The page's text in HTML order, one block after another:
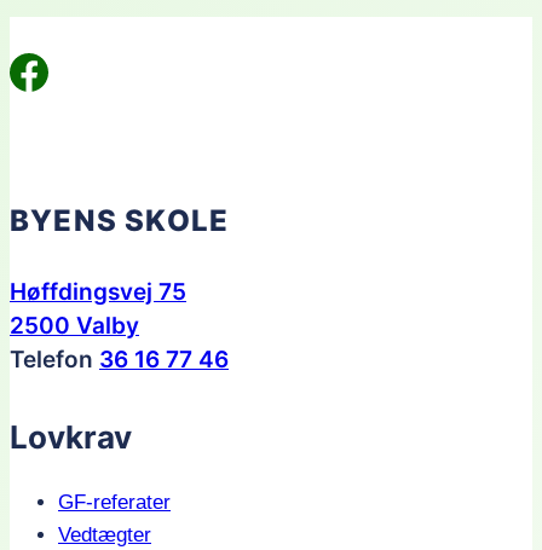
BYENS SKOLE
Høffdingsvej 75
2500 Valby
Telefon 36 16 77 46
Lovkrav
GF-referater
Vedtægter